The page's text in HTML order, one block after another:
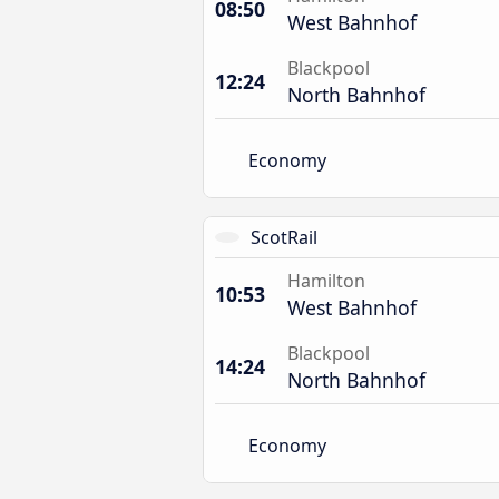
08:50 West Bahnhof
12:24 Blackpool
North Bahnhof
Economy
ScotRail
10:53 Hamilton
West Bahnhof
14:24 Blackpool
North Bahnhof
Economy